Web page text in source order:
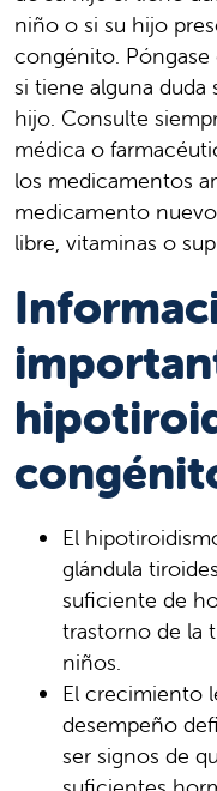
niño o si su hijo
congénito.
si tiene alguna
hijo. Consulte
médica o
los medicamentos
medicamento
libre, vitaminas o
El
glándula
suficiente de
trastorno de la
niños.
El crecimiento
desempeño
ser signos de